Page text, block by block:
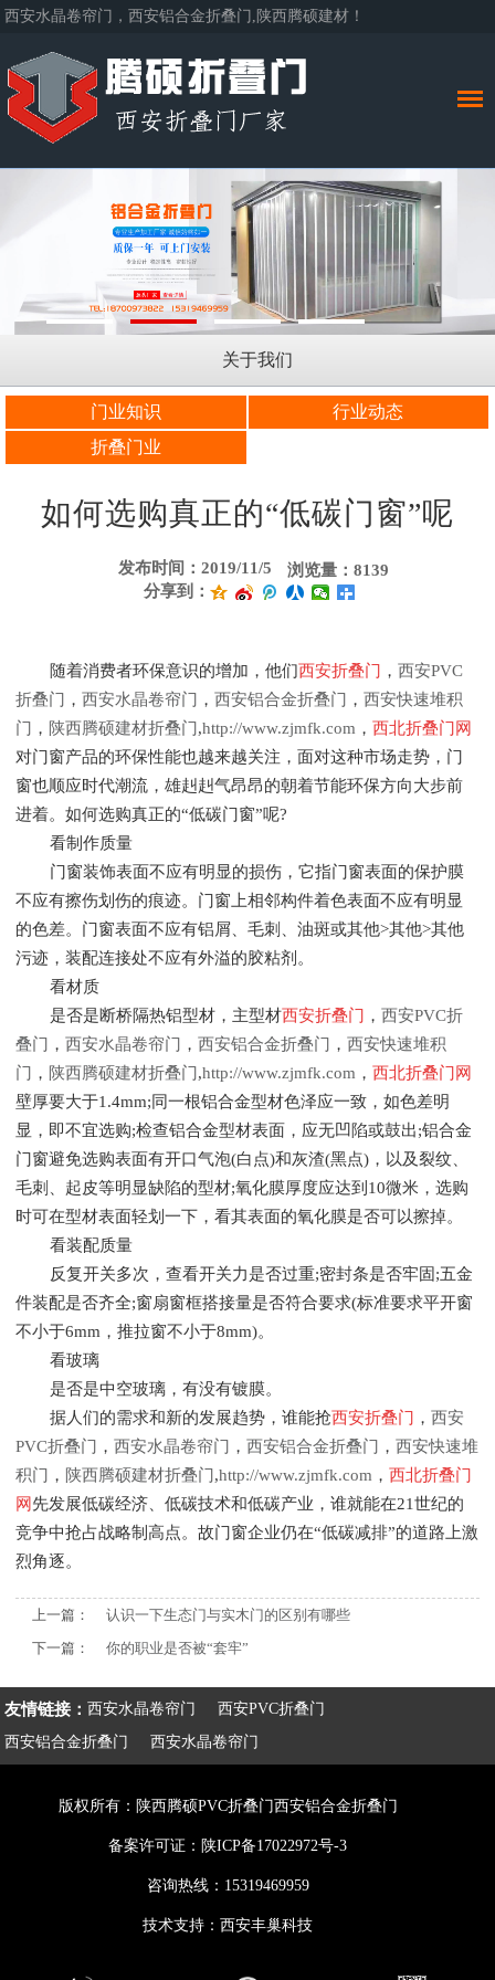
西安水晶卷帘门，西安铝合金折叠门,陕西腾硕建材！
关于我们
门业知识
行业动态
折叠门业
如何选购真正的“低碳门窗”呢
发布时间：2019/11/5
浏览量：8139
分享到：
随着消费者环保意识的增加，他们西安折叠门 ，西安PVC
折叠门 ，西安水晶卷帘门 ，西安铝合金折叠门 ，西安快速堆积
门 ， 陕西腾硕建材折叠门,http://www.zjmfk.com ，西北折叠门网
对门窗产品的环保性能也越来越关注，面对这种市场走势，门
窗也顺应时代潮流，雄赳赳气昂昂的朝着节能环保方向大步前
进着。如何选购真正的“低碳门窗”呢?
看制作质量
门窗装饰表面不应有明显的损伤，它指门窗表面的保护膜
不应有擦伤划伤的痕迹。门窗上相邻构件着色表面不应有明显
的色差。门窗表面不应有铝屑、毛刺、油斑或其他>其他>其他
污迹，装配连接处不应有外溢的胶粘剂。
看材质
是否是断桥隔热铝型材，主型材西安折叠门 ，西安PVC折
叠门 ，西安水晶卷帘门 ，西安铝合金折叠门 ，西安快速堆积
门 ， 陕西腾硕建材折叠门,http://www.zjmfk.com ，西北折叠门网
壁厚要大于1.4mm;同一根铝合金型材色泽应一致，如色差明
显，即不宜选购;检查铝合金型材表面，应无凹陷或鼓出;铝合金
门窗避免选购表面有开口气泡(白点)和灰渣(黑点)，以及裂纹、
毛刺、起皮等明显缺陷的型材;氧化膜厚度应达到10微米，选购
时可在型材表面轻划一下，看其表面的氧化膜是否可以擦掉。
看装配质量
反复开关多次，查看开关力是否过重;密封条是否牢固;五金
件装配是否齐全;窗扇窗框搭接量是否符合要求(标准要求平开窗
不小于6mm，推拉窗不小于8mm)。
看玻璃
是否是中空玻璃，有没有镀膜。
据人们的需求和新的发展趋势，谁能抢西安折叠门 ，西安
PVC折叠门 ，西安水晶卷帘门 ，西安铝合金折叠门 ，西安快速堆
积门 ， 陕西腾硕建材折叠门,http://www.zjmfk.com ，西北折叠门
网先发展低碳经济、低碳技术和低碳产业，谁就能在21世纪的
竞争中抢占战略制高点。故门窗企业仍在“低碳减排”的道路上激
烈角逐。
上一篇：
认识一下生态门与实木门的区别有哪些
下一篇：
你的职业是否被“套牢”
友情链接：西安水晶卷帘门
西安PVC折叠门
西安铝合金折叠门
西安水晶卷帘门
版权所有：陕西腾硕PVC折叠门西安铝合金折叠门
备案许可证： 陕ICP备17022972号-3
咨询热线：15319469959
技术支持：西安丰巢科技